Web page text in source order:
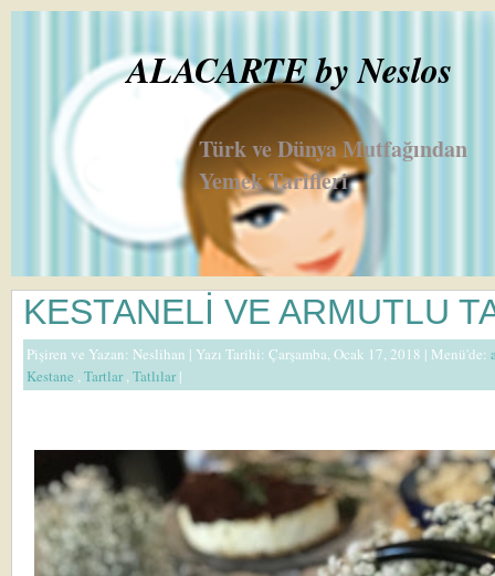
ALACARTE by Neslos
Türk ve Dünya Mutfağından
Yemek Tarifleri
KESTANELİ VE ARMUTLU
Pişiren ve Yazan: Neslihan | Yazı Tarihi: Çarşamba, Ocak 17, 2018 | Menü'de:
Kestane ,Tartlar,Tatlılar|